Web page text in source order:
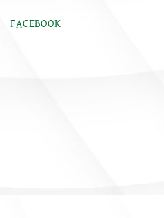
FACEBOOK